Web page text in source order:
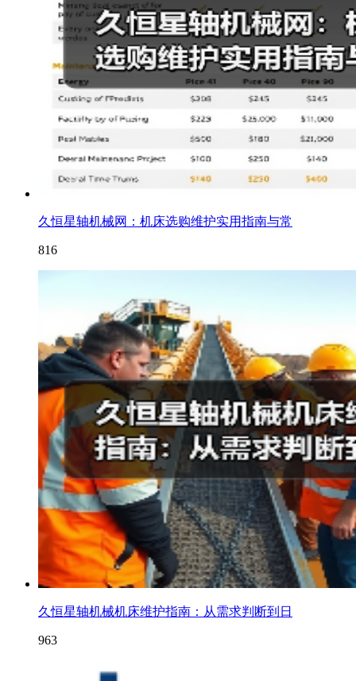
久恒星轴机械网：机床选购维护实用指南与常
816
久恒星轴机械机床维护指南：从需求判断到日
963